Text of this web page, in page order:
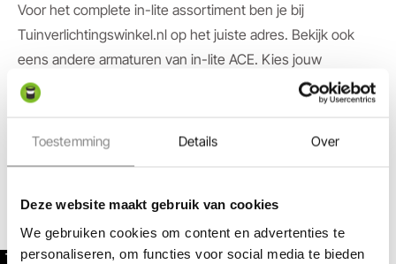
Toestemming Details Over
Deze website maakt gebruik van cookies
We gebruiken cookies om content en advertenties te
personaliseren, om functies voor social media te bieden
Voor het complete in-lite assortiment ben je bij
Tuinverlichtingswinkel.nl op het juiste adres. Bekijk ook
eens andere armaturen van in-lite ACE. Kies jouw
favoriete armaturen die passen bij jouw smaak. Bestel
vervolgens eenvoudig en snel via onze webshop. Bij een
bestelling vanaf €100,- krijg je het zelfs gratis
garantie.
TAGS: inlite